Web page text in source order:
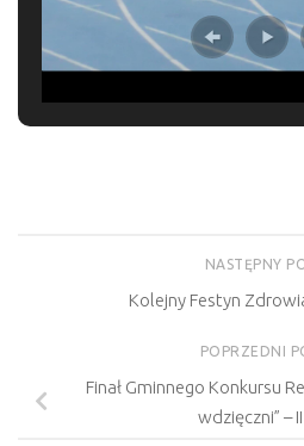
NASTĘPNY
Kolejny Festyn
POPRZEDNI
Finał Gminnego Konkursu
wdzięczni” –